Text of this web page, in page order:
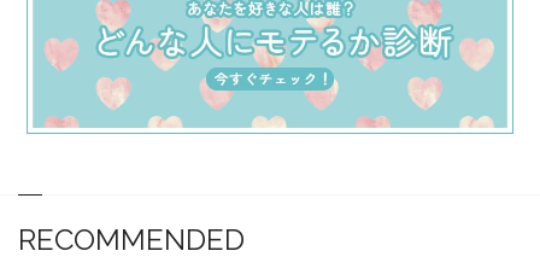
RECOMMENDED